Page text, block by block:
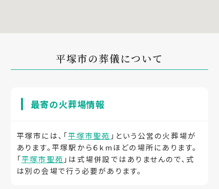
平塚市の葬儀について
最寄の火葬場情報
平塚市には、「平塚市聖苑 」という公営の火葬場が
あります。平塚駅から６kmほどの場所にあります。
「平塚市聖苑 」は式場併設ではありませんので、式
は別の会場で行う必要があります。